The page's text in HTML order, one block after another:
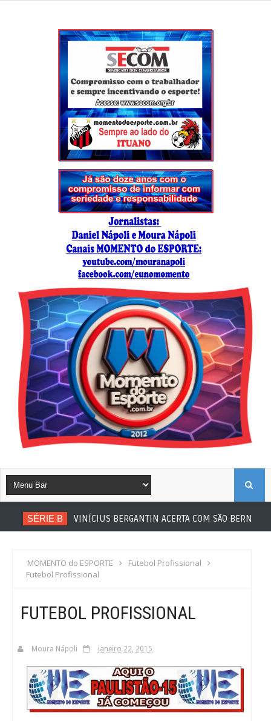
SÉRIE B VINÍCIUS BERGANTIN ACERTA COM SÃO BERNARDO
MOMENTO do ESPORTE
Futebol Profissional
Futebol Profissional
FUTEBOL PROFISSIONAL
Moura Nápoli janeiro 22, 2015